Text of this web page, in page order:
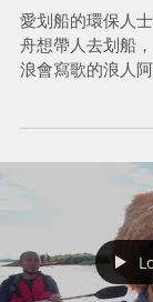
愛划船的環保人
舟想帶人去划船
浪會寫歌的浪人